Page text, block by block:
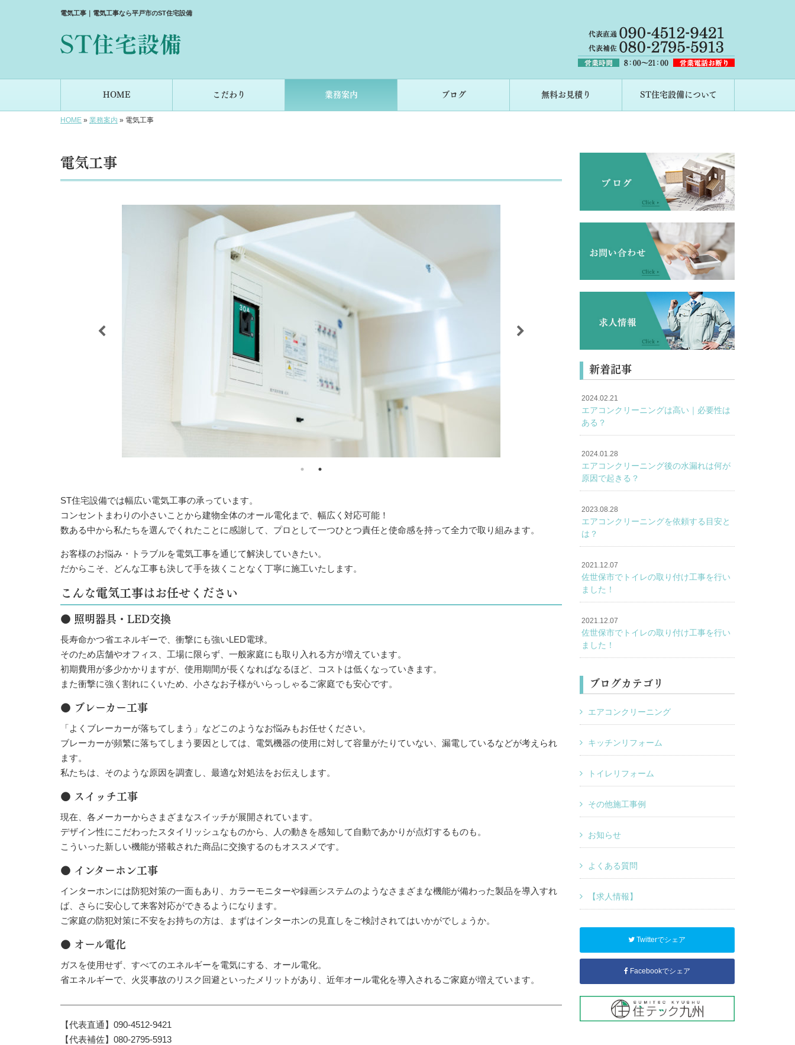
電気工事｜電気工事なら平戸市のST住宅設備
HOME こだわり 業務案内 ブログ 無料お見積り ST住宅設備について
HOME » 業務案内 » 電気工事
電気工事
ST住宅設備では幅広い電気工事の承っています。
コンセントまわりの小さいことから建物全体のオール電化まで、幅広く対応可能！
数ある中から私たちを選んでくれたことに感謝して、プロとして一つひとつ責任と使命感を持って全力で取り組みます。
お客様のお悩み・トラブルを電気工事を通じて解決していきたい。
だからこそ、どんな工事も決して手を抜くことなく丁寧に施工いたします。
こんな電気工事はお任せください
● 照明器具・LED交換
長寿命かつ省エネルギーで、衝撃にも強いLED電球。
そのため店舗やオフィス、工場に限らず、一般家庭にも取り入れる方が増えています。
初期費用が多少かかりますが、使用期間が長くなればなるほど、コストは低くなっていきます。
また衝撃に強く割れにくいため、小さなお子様がいらっしゃるご家庭でも安心です。
● ブレーカー工事
「よくブレーカーが落ちてしまう」などこのようなお悩みもお任せください。
ブレーカーが頻繁に落ちてしまう要因としては、電気機器の使用に対して容量がたりていない、漏電しているなどが考えられ
ます。
私たちは、そのような原因を調査し、最適な対処法をお伝えします。
● スイッチ工事
現在、各メーカーからさまざまなスイッチが展開されています。
デザイン性にこだわったスタイリッシュなものから、人の動きを感知して自動であかりが点灯するものも。
こういった新しい機能が搭載された商品に交換するのもオススメです。
● インターホン工事
インターホンには防犯対策の一面もあり、カラーモニターや録画システムのようなさまざまな機能が備わった製品を導入すれ
ば、さらに安心して来客対応ができるようになります。
ご家庭の防犯対策に不安をお持ちの方は、まずはインターホンの見直しをご検討されてはいかがでしょうか。
● オール電化
ガスを使用せず、すべてのエネルギーを電気にする、オール電化。
省エネルギーで、火災事故のリスク回避といったメリットがあり、近年オール電化を導入されるご家庭が増えています。
【代表直通】090-4512-9421
【代表補佐】080-2795-5913
新着記事
2024.02.21
エアコンクリーニングは高い｜必要性は
ある？
2024.01.28
エアコンクリーニング後の水漏れは何が
原因で起きる？
2023.08.28
エアコンクリーニングを依頼する目安と
は？
2021.12.07
佐世保市でトイレの取り付け工事を行い
ました！
2021.12.07
佐世保市でトイレの取り付け工事を行い
ました！
ブログカテゴリ
エアコンクリーニング
キッチンリフォーム
トイレリフォーム
その他施工事例
お知らせ
よくある質問
【求人情報】
Twitterでシェア
Facebookでシェア